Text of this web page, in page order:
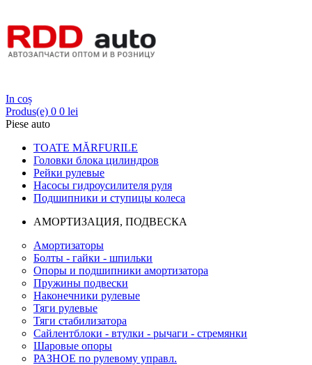
In coș
Produs(e) 0 0 lei
Piese auto
TOATE MĂRFURILE
Головки блока цилиндров
Рейки рулевые
Насосы гидроусилителя руля
Подшипники и ступицы колеса
АМОРТИЗАЦИЯ, ПОДВЕСКА
Амортизаторы
Болты - гайки - шпильки
Опоры и подшипники амортизатора
Пружины подвески
Наконечники рулевые
Тяги рулевые
Тяги стабилизатора
Сайлентблоки - втулки - рычаги - стремянки
Шаровые опоры
РАЗНОЕ по рулевому управл.